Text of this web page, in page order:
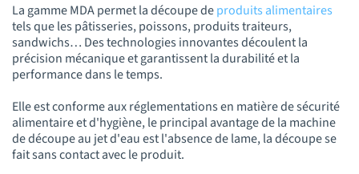
La gamme MDA permet la découpe deproduits alimentaires
tels que les pâtisseries, poissons, produits traiteurs,
sandwichs… Des technologies innovantes découlent la
précision mécanique et garantissent la durabilité et la
performance dans le temps.
Elle est conforme aux réglementations en matière de sécurité
alimentaire et d'hygiène, le principal avantage de la machine
de découpe au jet d'eau est l'absence de lame, la découpe se
fait sans contact avec le produit.